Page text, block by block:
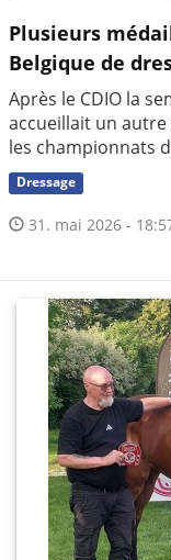
Plusieurs
Belgique de
Après le CDIO la
accueillait un
les championnats
Dressage
31. mai 2026 -